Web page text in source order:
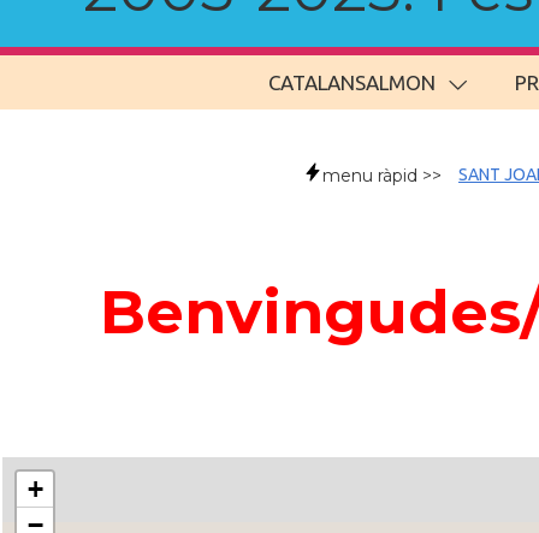
CATALANSALMON
menu ràpid >> SANT
+
−